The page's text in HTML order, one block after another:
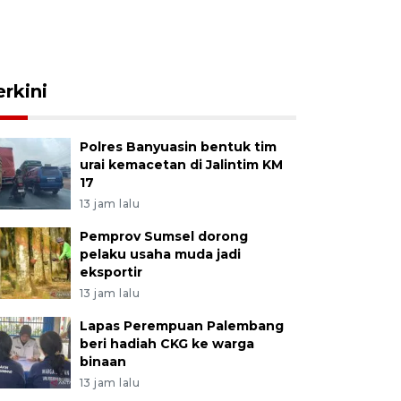
Polres Banyuasin bentuk tim
urai kemacetan di Jalintim KM
17
13 jam lalu
Pemprov Sumsel dorong
pelaku usaha muda jadi
eksportir
13 jam lalu
Lapas Perempuan Palembang
beri hadiah CKG ke warga
binaan
13 jam lalu